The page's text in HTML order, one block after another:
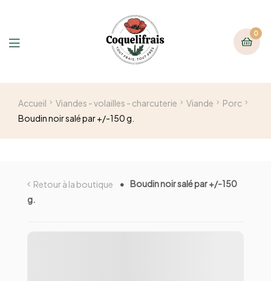
0
Accueil Viandes - volailles - charcuterie Viande
Porc
Boudin noir salé par +/-150 g.
Retour à la boutique
Boudin noir salé par +/-150
g.